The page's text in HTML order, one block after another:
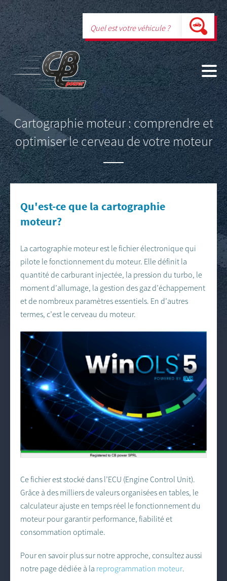
Cartographie moteur : comprendre et
optimiser le cerveau de votre moteur
Qu'est-ce que la cartographie
moteur?
La cartographie moteur est le fichier électronique qui
pilote le fonctionnement du moteur. Elle définit la
quantité de carburant injectée, la pression du turbo, le
moment d’allumage, la gestion des gaz d’échappement
et de nombreux paramètres essentiels. En d’autres
termes, c’est le cerveau du moteur.
Ce fichier est stocké dans l’ECU (Engine Control Unit).
Grâce à des milliers de valeurs organisées en tables, le
calculateur ajuste en temps réel le fonctionnement du
moteur pour garantir performance, fiabilité et
consommation optimale.
Pour en savoir plus sur notre approche, consultez aussi
notre page dédiée à la reprogrammation moteur.